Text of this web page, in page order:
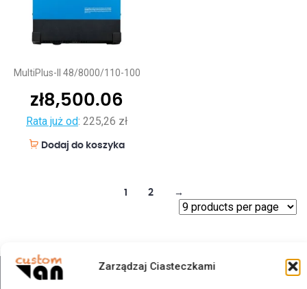
Zarządzaj Ciasteczkami
MultiPlus-II 48/8000/110-100
zł8,500.06
Rata już od: 225,26 zł
Dodaj do koszyka
1 2 →